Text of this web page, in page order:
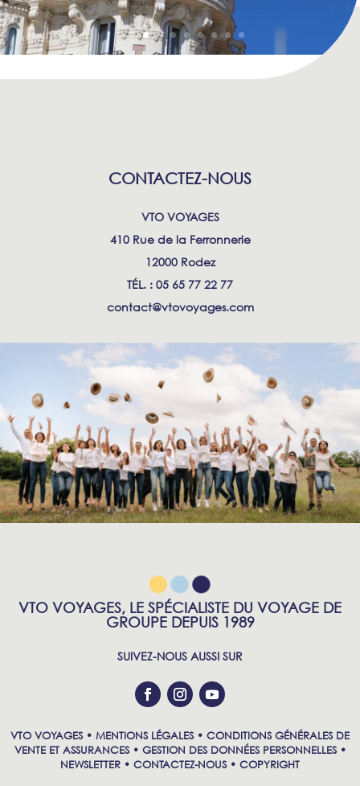
CONTACTEZ-NOUS
VTO VOYAGES
410 Rue de la Ferronnerie
12000 Rodez
TÉL. : 05 65 77 22 77
contact@vtovoyages.com
VTO VOYAGES, LE SPÉCIALISTE DU VOYAGE DE
GROUPE DEPUIS 1989
SUIVEZ-NOUS AUSSI SUR
VTO VOYAGES • MENTIONS LÉGALES• CONDITIONS GÉNÉRALES DE
VENTE ET ASSURANCES• GESTION DES DONNÉES PERSONNELLES•
NEWSLETTER • CONTACTEZ-NOUS• COPYRIGHT